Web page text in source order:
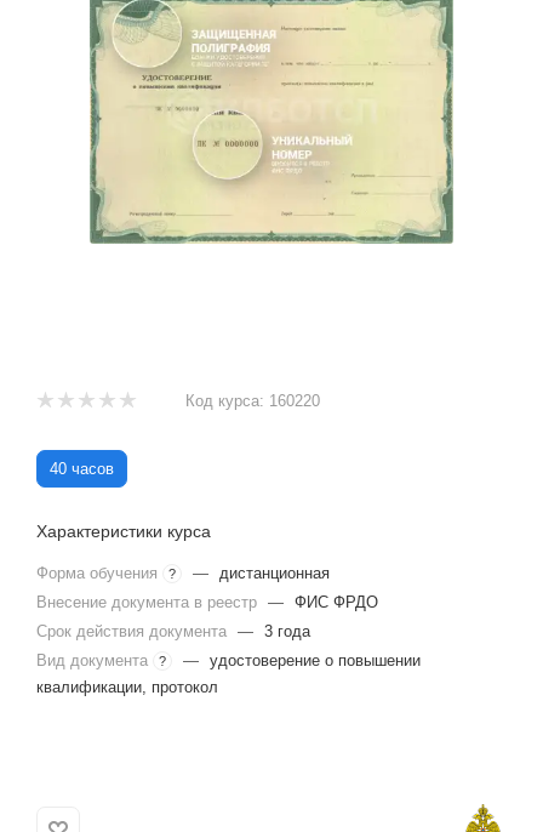
Код курса: 160220
40 часов
Характеристики курса
Форма обучения ? —
дистанционная
Внесение документа в реестр — ФИС ФРДО
Срок действия документа — 3 года
Вид документа
? — удостоверение о повышении
квалификации, протокол